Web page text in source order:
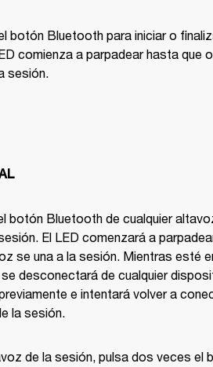
botón Bluetooth para iniciar o
comienza a parpadear hasta que
sesión.
botón Bluetooth de cualquier
El LED comenzará a
se una a la sesión. Mientras esté
desconectará de cualquier
e intentará volver a
la sesión.
de la sesión, pulsa dos veces el